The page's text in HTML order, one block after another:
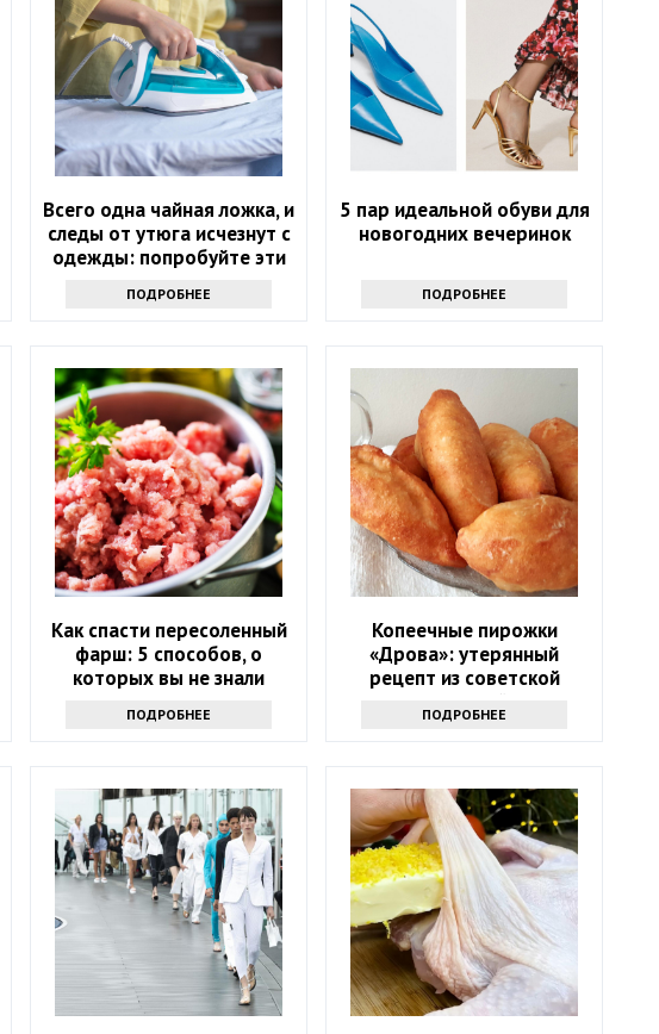
Всего одна чайная ложка, и
следы от утюга исчезнут с
одежды: попробуйте эти
ПОДРОБНЕЕ
5 пар идеальной обуви для
новогодних вечеринок
ПОДРОБНЕЕ
Как спасти пересоленный
фарш: 5 способов, о
которых вы не знали
ПОДРОБНЕЕ
Копеечные пирожки
«Дрова»: утерянный
рецепт из советской
столовой
ПОДРОБНЕЕ